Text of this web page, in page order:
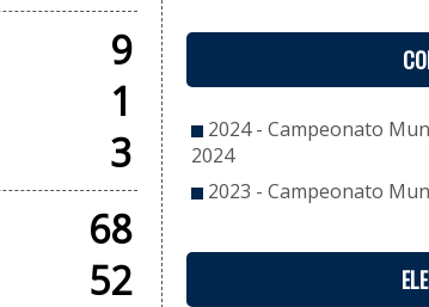
9
1
3
68
52
2024 - Campeonato
2024
2023 - Campeonato